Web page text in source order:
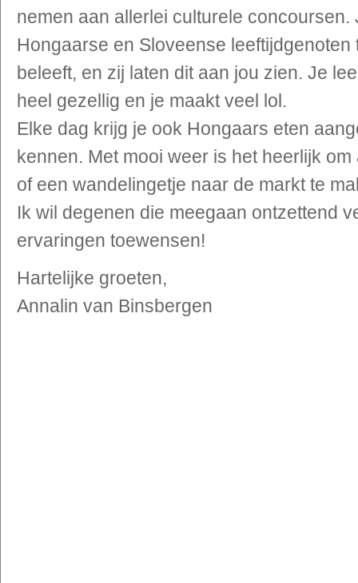
nemen aan allerlei culturele
Hongaarse en Sloveense
beleeft, en zij laten dit aan jou zien. Je
heel gezellig en je maakt veel lol.
Elke dag krijg je ook Hongaars eten
kennen. Met mooi weer is het heerlijk
of een wandelingetje naar de markt te
Ik wil degenen die meegaan ontzettend
ervaringen toewensen!
Hartelijke groeten,
Annalin van Binsbergen